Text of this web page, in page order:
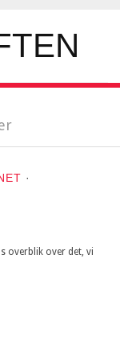
·
overblik over det, vi